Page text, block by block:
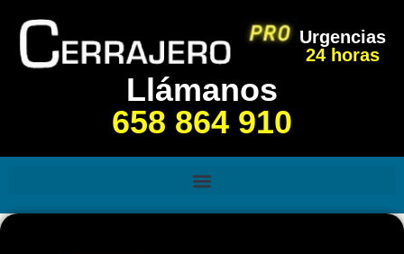
Urgencias
24 horas
Llámanos
658 864 910